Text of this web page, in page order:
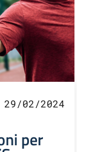
29/02/2024
per